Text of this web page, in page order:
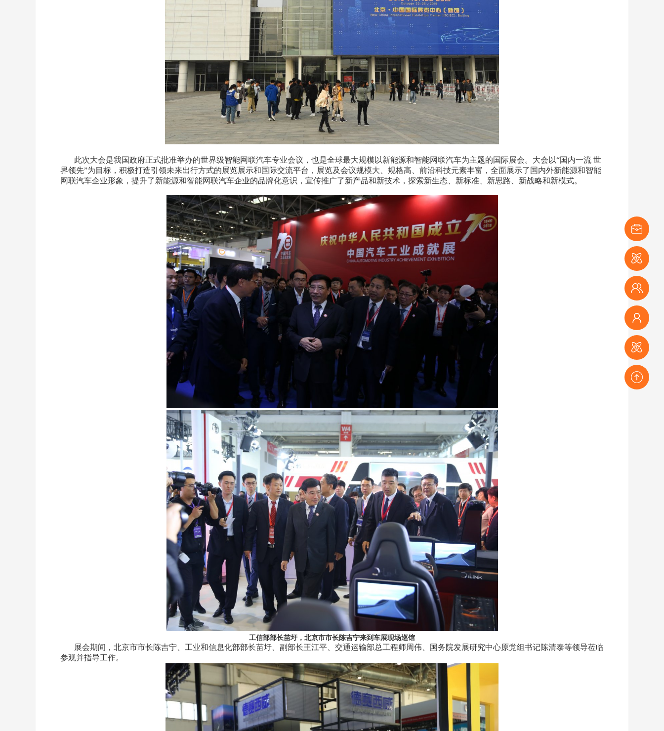
此次大会是我国政府正式批准举办的世界级智能网联汽车专业会议，也是全球最大规模以新能源和智能网联汽车为主题的国际展会。大会以“国内一流 世
界领先”为目标，积极打造引领未来出行方式的展览展示和国际交流平台，展览及会议规模大、规格高、前沿科技元素丰富，全面展示了国内外新能源和智能
网联汽车企业形象，提升了新能源和智能网联汽车企业的品牌化意识，宣传推广了新产品和新技术，探索新生态、新标准、新思路、新战略和新模式。
工信部部长苗圩，北京市市长陈吉宁来到车展现场巡馆
展会期间，北京市市长陈吉宁、工业和信息化部部长苗圩、副部长王江平、交通运输部总工程师周伟、国务院发展研究中心原党组书记陈清泰等领导莅临
参观并指导工作。
展商登记
媒体登记
观众登记
参会登记
赛事登记